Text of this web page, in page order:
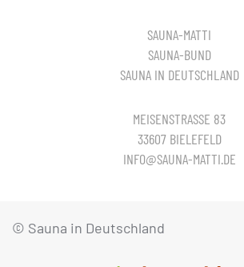
SAUNA-MATTI
SAUNA-BUND
SAUNA IN DEUTSCHLAND
MEISENSTRASSE 83
33607 BIELEFELD
INFO@SAUNA-MATTI.DE
© Sauna in Deutschland